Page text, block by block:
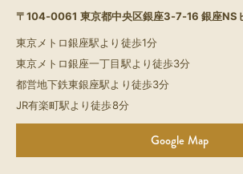
〒104-0061 東京都中央区銀座3-7-16 銀座NS
東京メトロ銀座駅より徒歩1分
東京メトロ銀座一丁目駅より徒歩3分
都営地下鉄東銀座駅より徒歩3分
JR有楽町駅より徒歩8分
Google Map